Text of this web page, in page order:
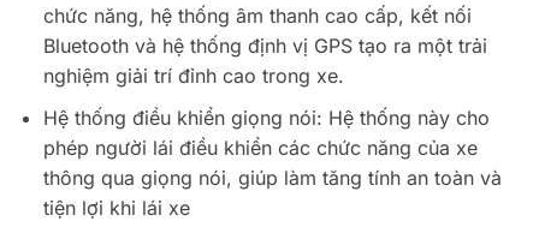
chức năng, hệ thống âm thanh cao cấp, kết nối
Bluetooth và hệ thống định vị GPS tạo ra một trải
nghiệm giải trí đỉnh cao trong xe.
Hệ thống điều khiển giọng nói: Hệ thống này cho
phép người lái điều khiển các chức năng của xe
thông qua giọng nói, giúp làm tăng tính an toàn và
tiện lợi khi lái xe